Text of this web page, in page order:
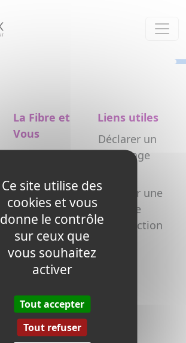
La Fibre et
Vous
Particulier
Collectivité
Opérateur
Copropriétés
/ syndics
Promoteurs /
Aménageurs
Liens utiles
Déclarer un
dommage
Déclarer une
nouvelle
construction
Ce site utilise des
cookies et vous
donne le contrôle
sur ceux que
vous souhaitez
activer
Tout accepter
Tout refuser